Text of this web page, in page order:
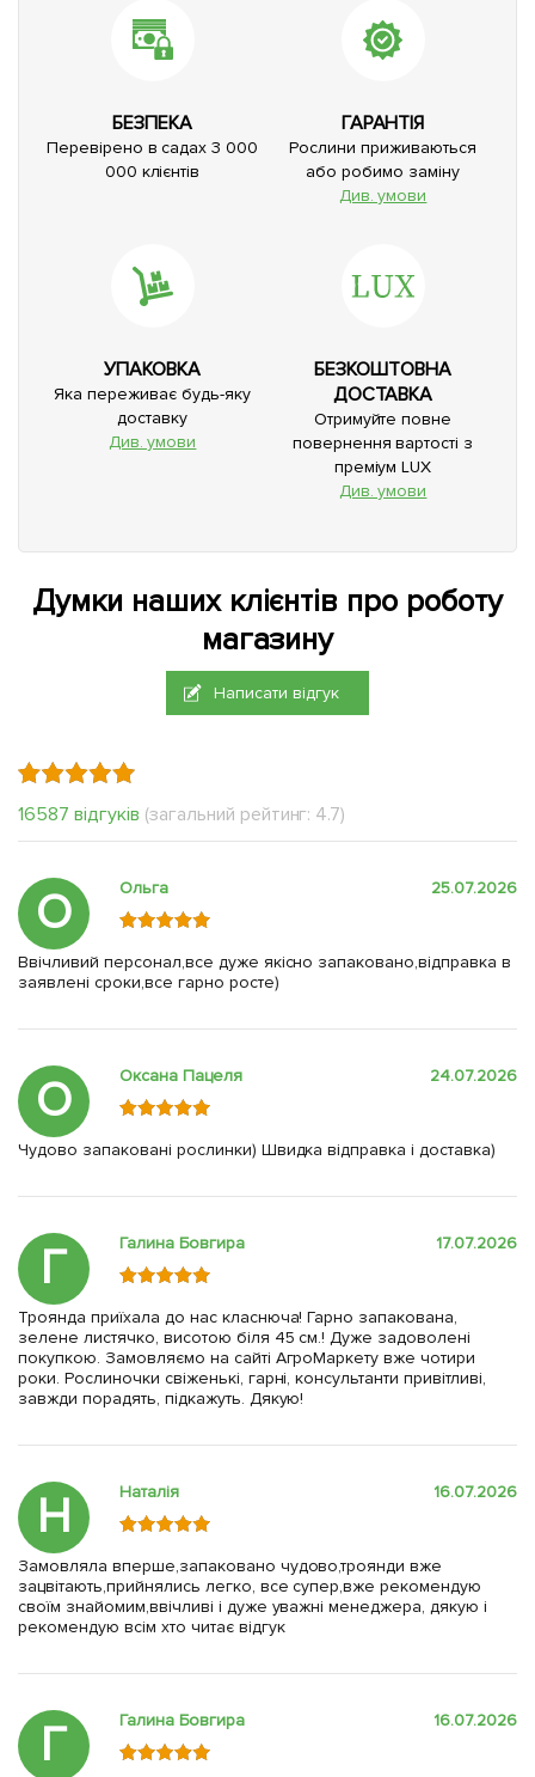
БЕЗПЕКА
Перевірено в садах 3 000
000 клієнтів
ГАРАНТІЯ
Рослини приживаються
або робимо заміну
Див. умови
УПАКОВКА
Яка переживає будь-яку
доставку
Див. умови
БЕЗКОШТОВНА
ДОСТАВКА
Отримуйте повне
повернення вартості з
преміум LUX
Див. умови
Думки наших клієнтів про роботу
магазину
Написати відгук
16587 відгуків (загальний рейтинг: 4.7)
О Ольга 25.07.2026
Ввічливий персонал,все дуже якісно запаковано,відправка в
заявлені сроки,все гарно росте)
О Оксана Пацеля 24.07.2026
Чудово запаковані рослинки) Швидка відправка і доставка)
Г Галина Бовгира 17.07.2026
Троянда приїхала до нас класнюча! Гарно запакована,
зелене листячко, висотою біля 45 см.! Дуже задоволені
покупкою. Замовляємо на сайті АгроМаркету вже чотири
роки. Рослиночки свіженькі, гарні, консультанти привітливі,
завжди порадять, підкажуть. Дякую!
Н Наталія 16.07.2026
Замовляла вперше,запаковано чудово,троянди вже
зацвітають,прийнялись легко, все супер,вже рекомендую
своїм знайомим,ввічливі і дуже уважні менеджера, дякую і
рекомендую всім хто читає відгук
Г Галина Бовгира 16.07.2026